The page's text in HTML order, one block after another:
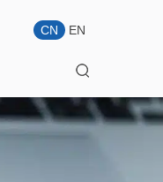
CN EN